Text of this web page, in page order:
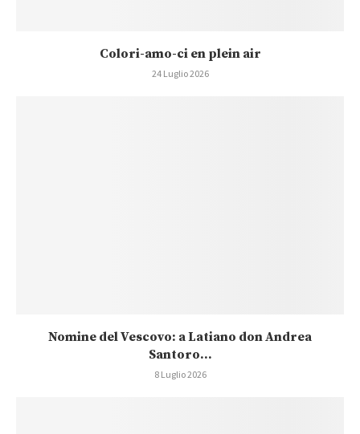
Colori-amo-ci en plein air
24 Luglio 2026
Nomine del Vescovo: a Latiano don Andrea
Santoro...
8 Luglio 2026